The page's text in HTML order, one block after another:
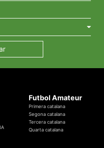
Futbol Amateur
Primera catalana
Segona catalana
Tercera catalana
Quarta catalana